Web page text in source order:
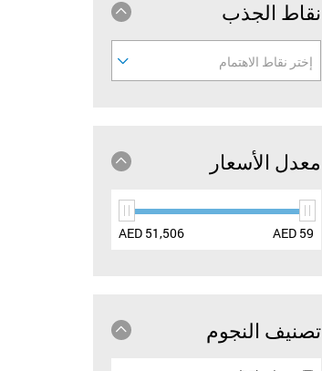
نقاط الجذب
إختر نقاط الاهتمام
معدل الأسعار
min
59
AED
max
51,506
AED
تصنيف النجوم